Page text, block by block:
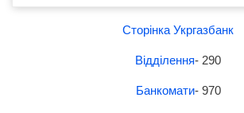
Сторінка Укргазбанк
Відділення- 290
Банкомати- 970